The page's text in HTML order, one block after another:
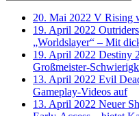
20. Mai 2022 V Rising
19. April 2022
„Worldslayer“ – Mit
19. April 2022 Destiny
Großmeister-
13. April 2022 Evil
Gameplay-Videos auf
13. April 2022 Neuer